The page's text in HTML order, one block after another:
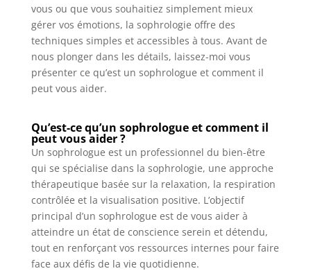
vous ou que vous souhaitiez simplement mieux
gérer vos émotions, la sophrologie offre des
techniques simples et accessibles à tous. Avant de
nous plonger dans les détails, laissez-moi vous
présenter ce qu’est un sophrologue et comment il
peut vous aider.
Qu’est-ce qu’un sophrologue et comment il
peut vous aider ?
Un sophrologue est un professionnel du bien-être
qui se spécialise dans la sophrologie, une approche
thérapeutique basée sur la relaxation, la respiration
contrôlée et la visualisation positive. L’objectif
principal d’un sophrologue est de vous aider à
atteindre un état de conscience serein et détendu,
tout en renforçant vos ressources internes pour faire
face aux défis de la vie quotidienne.